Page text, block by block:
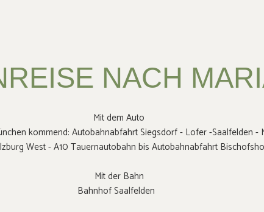
NACH
Mit dem Auto
kommend: Autobahnabfahrt Siegsdorf - Lofer -Saalfelden -
West - A10 Tauernautobahn bis Autobahnabfahrt
Mit der Bahn
Bahnhof Saalfelden